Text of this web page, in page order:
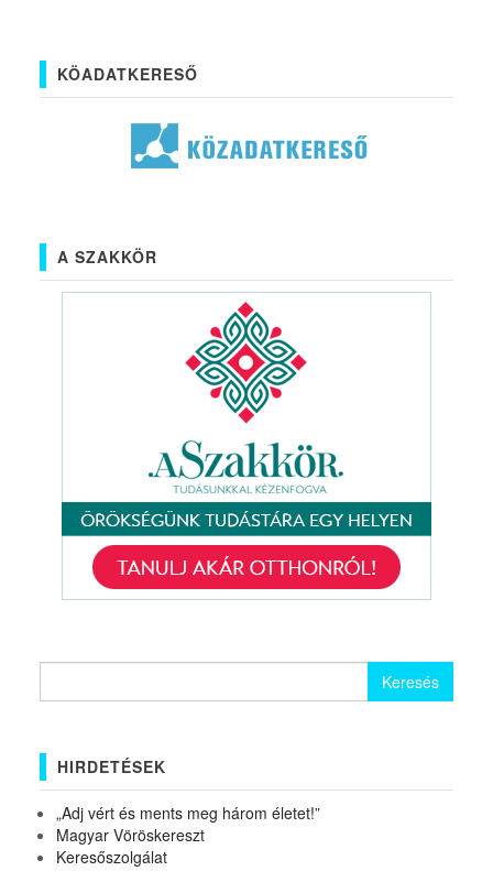
KÖADATKERESŐ
A SZAKKÖR
HIRDETÉSEK
„Adj vért és ments meg három életet!”
Magyar Vöröskereszt
Keresőszolgálat